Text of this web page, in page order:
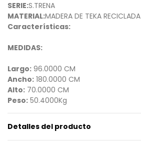
SERIE:S.TRENA
MATERIAL:MADERA DE TEKA RECICLADA
Características:
MEDIDAS:
Largo: 96.0000 CM
Ancho: 180.0000 CM
Alto: 70.0000 CM
Peso: 50.4000Kg
Detalles del producto